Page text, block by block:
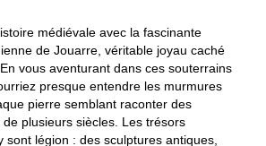
médiévale avec la fascinante
de Jouarre, véritable joyau caché
vous aventurant dans ces souterrains
presque entendre les murmures
pierre semblant raconter des
de plusieurs siècles. Les trésors
sont légion : des sculptures antiques,